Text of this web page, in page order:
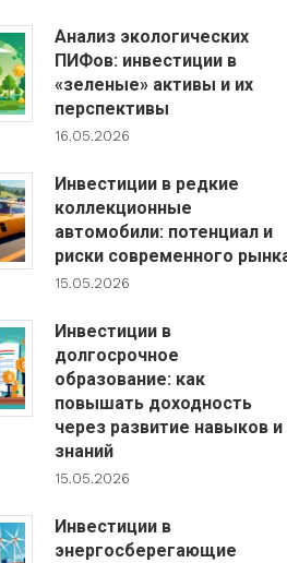
Анализ экологических
ПИФов: инвестиции в
«зеленые» активы и их
перспективы
16.05.2026
Инвестиции в редкие
коллекционные
автомобили: потенциал и
риски современного
15.05.2026
Инвестиции в
долгосрочное
образование: как
повышать доходность
через развитие навыков и
знаний
15.05.2026
Инвестиции в
энергосберегающие